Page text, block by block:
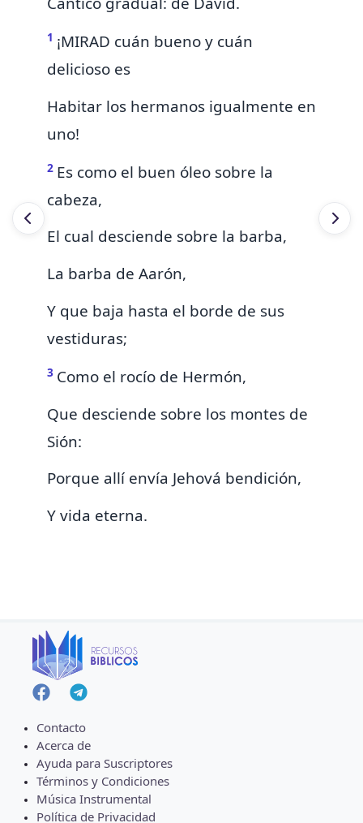
1 ¡MIRAD cuán bueno y cuán
delicioso es
Habitar los hermanos igualmente en
uno!
2 Es como el buen óleo sobre la
cabeza,
El cual desciende sobre la barba,
La barba de Aarón,
Y que baja hasta el borde de sus
vestiduras;
3 Como el rocío de Hermón,
Que desciende sobre los montes de
Sión:
Porque allí envía Jehová bendición,
Y vida eterna.
Contacto
Acerca de
Ayuda para Suscriptores
Términos y Condiciones
Música Instrumental
Política de Privacidad